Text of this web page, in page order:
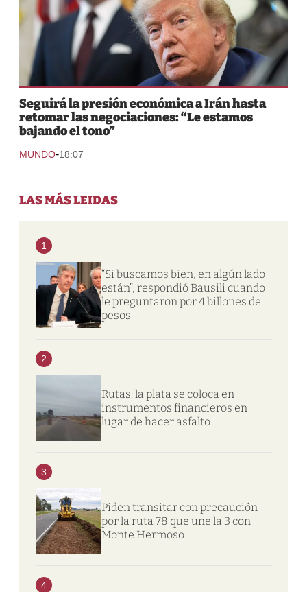
Seguirá la presión económica a Irán hasta
retomar las negociaciones: “Le estamos
bajando el tono”
MUNDO-18:07
LAS MÁS LEIDAS
1
“Si buscamos bien, en algún lado
están”, respondió Bausili cuando
le preguntaron por 4 billones de
pesos
2
Rutas: la plata se coloca en
instrumentos financieros en
lugar de hacer asfalto
3
Piden transitar con precaución
por la ruta 78 que une la 3 con
Monte Hermoso
4